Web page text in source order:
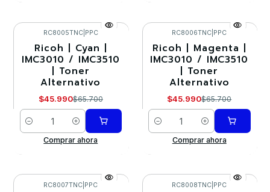
-30%
RC8005TNC| PPC
Ricoh | Cyan |
IMC3010 / IMC3510
| Toner
Alternativo
$45.990$65.700
Cantidad
Comprar ahora
-30%
RC8006TNC PPC
Ricoh | Magenta |
IMC3010 / IMC3510
| Toner
Alternativo
$45.990$65.700
Cantidad
Comprar ahora
RC8007TNC PPC RC8008TNC PPC